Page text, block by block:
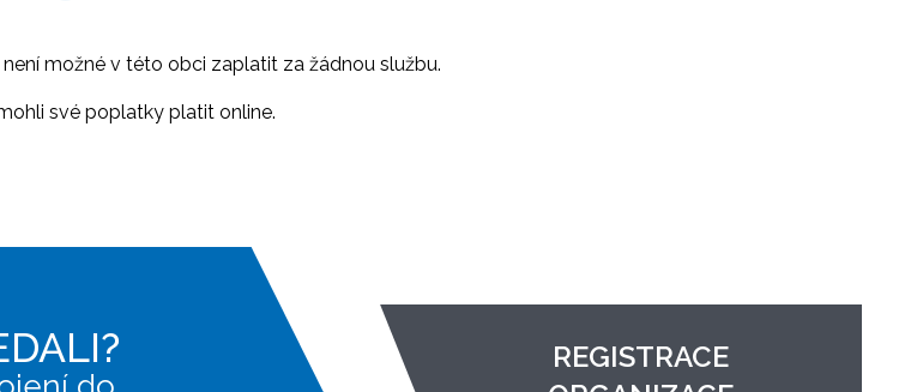
možné v této obci zaplatit za žádnou službu.
své poplatky platit online.
REGISTRACE